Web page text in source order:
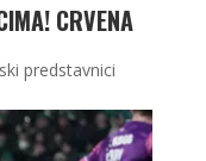
CRVENA
predstavnici